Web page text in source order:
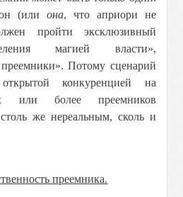
(или она, что априори не
пройти эксклюзивный
магией власти»,
Потому сценарий
конкуренцией на
или более преемников
столь же нереальным, сколь и
преемника.